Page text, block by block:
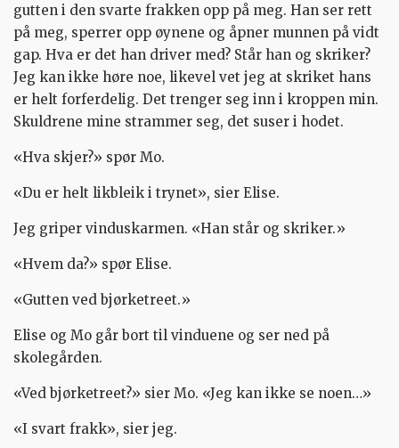
gutten i den svarte frakken opp på meg. Han ser rett
på meg, sperrer opp øynene og åpner munnen på vidt
gap. Hva er det han driver med? Står han og skriker?
Jeg kan ikke høre noe, likevel vet jeg at skriket hans
er helt forferdelig. Det trenger seg inn i kroppen min.
Skuldrene mine strammer seg, det suser i hodet.
«Hva skjer?» spør Mo.
«Du er helt likbleik i trynet», sier Elise.
Jeg griper vinduskarmen. «Han står og skriker.»
«Hvem da?» spør Elise.
«Gutten ved bjørketreet.»
Elise og Mo går bort til vinduene og ser ned på
skolegården.
«Ved bjørketreet?» sier Mo. «Jeg kan ikke se noen…»
«I svart frakk», sier jeg.